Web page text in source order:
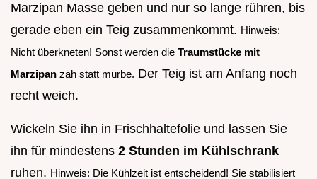
Marzipan Masse geben und nur so lange rühren, bis
gerade eben ein Teig zusammenkommt. Hinweis:
Nicht überkneten! Sonst werden die Traumstücke mit
Marzipan zäh statt mürbe. Der Teig ist am Anfang noch
recht weich.
Wickeln Sie ihn in Frischhaltefolie und lassen Sie
ihn für mindestens 2 Stunden im Kühlschrank
ruhen. Hinweis: Die Kühlzeit ist entscheidend! Sie stabilisiert